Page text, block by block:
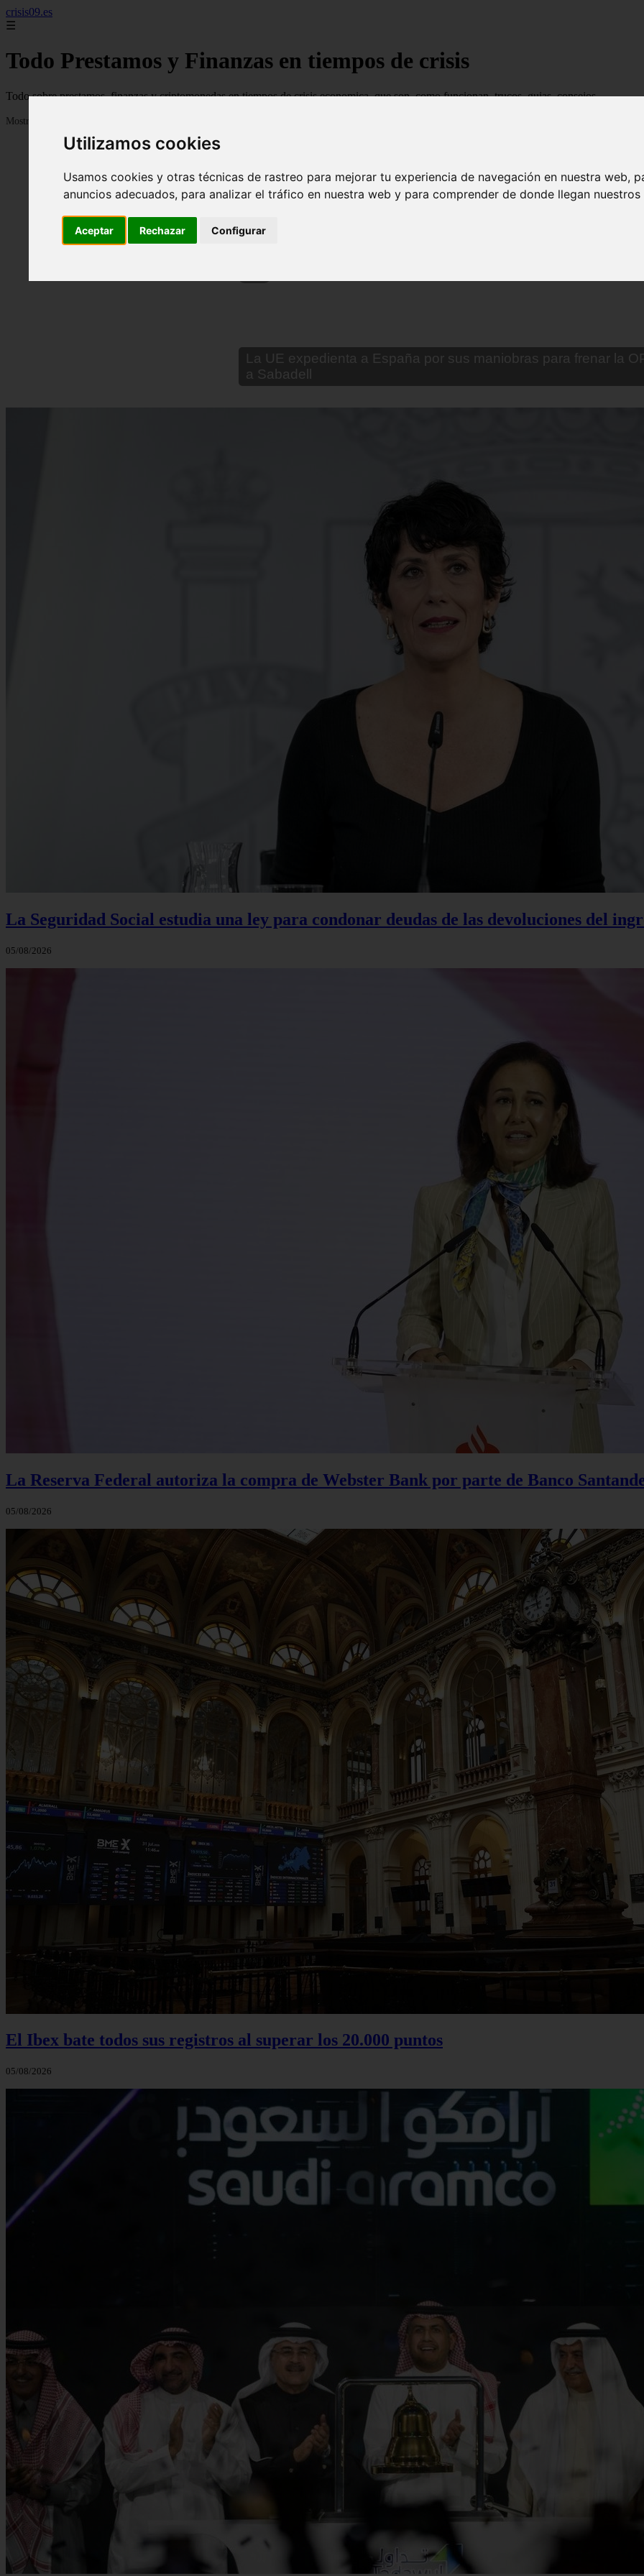
Utilizamos cookies
Usamos cookies y otras técnicas de rastreo para mejorar tu experiencia de navegación en nuestra web,
anuncios adecuados, para analizar el tráfico en nuestra web y para comprender de donde llegan
Aceptar Rechazar Configurar
crisis09.es
☰
Todo Prestamos y Finanzas en tiempos de crisis
Todo sobre prestamos, finanzas y criptomonedas en tiempos de crisis economica, que son, como funcionan, trucos, guias, consejos...
Mostrando 1 - 24 de 638 artículos
Sturzenegger, ministro estrella de Milei, corona su gran obra
La Seguridad Social estudia una ley para condonar deudas de las devoluciones del
05/08/2026
La Reserva Federal autoriza la compra de Webster Bank por parte de Banco
05/08/2026
El Ibex bate todos sus registros al superar los 20.000 puntos
05/08/2026